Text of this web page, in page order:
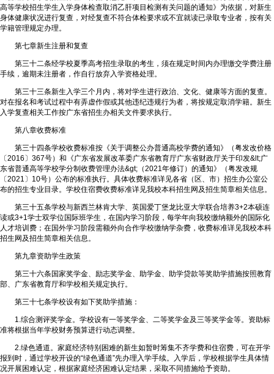
高等学校招生学生入学身体检查取消乙肝项目检测有关问题的通知》为依据，对新生
身体健康状况进行复查，对经复查不符合体检要求或不宜就读已录取专业者，按有关
学籍管理规定办理。
第七章新生注册和复查
第三十二条经学校夏季高考招生录取的考生，须在规定时间内办理缴交学费注册
手续，逾期未注册者，作自行放弃入学资格处理。
第三十三条新生入学三个月内，将对学生进行政治、文化、健康等方面的复查。
对在报名和考试过程中有弄虚作假或其他违纪违规行为者，将按规定取消学籍。新生
入学复查相关工作按广东省招生办相关文件要求执行。
第八章收费标准
第三十四条学校收费标准按《关于调整公办普通高校学费的通知》（粤发改价格
〔2016〕367号）和《广东省发展改革委广东省教育厅广东省财政厅关于印发&lt;广
东省普通高等学校学分制收费管理办法&gt;（2021年修订）的通知》（粤发改规
〔2021〕10号）公布的标准执行。具体收费标准详见各省（区、市）招生办公室公
布的招生专业目录。学校住宿费收费标准详见我校本科招生网及招生简章相关信息。
第三十五条学校与新西兰林肯大学、英国爱丁堡龙比亚大学联合培养3+2本硕连
读或3+1学士双学位国际班学生，在国内学习阶段，每学年向我校缴纳额外的国际化
人才培训费；在国外学习阶段需额外向合作学校缴纳学杂费，收费标准详见我校本科
招生网及招生简章相关信息。
第九章资助学生政策
第三十六条国家奖学金、励志奖学金、助学金、助学贷款等奖助学措施按照教育
部、广东省教育厅和学校相关规定执行。
第三十七条学校设有如下奖助学措施：
1.综合测评奖学金。学校设有一等奖学金、二等奖学金及三等奖学金等。资助标
准将根据当年学校财务预算进行动态调整。
2.绿色通道。家庭经济特别困难的新生如暂时筹集不齐学费和住宿费，可在开学
报到时，通过学校开设的“绿色通道”先办理入学手续。入学后，学校根据学生具体情
况开展困难认定，根据家庭经济困难认定结果，采取不同措施给予资助。